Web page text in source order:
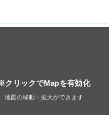
クリックでMapを有効化
地図の移動・拡大ができます